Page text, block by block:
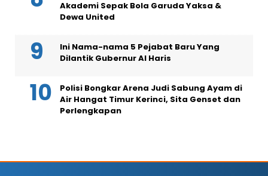
Akademi Sepak Bola Garuda Yaksa &
Dewa United
Ini Nama-nama 5 Pejabat Baru Yang
Dilantik Gubernur Al Haris
Polisi Bongkar Arena Judi Sabung Ayam di
Air Hangat Timur Kerinci, Sita Genset dan
Perlengkapan